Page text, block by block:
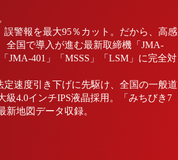
警報を最大95％カット。だから、高感
全国で導入が進む最新取締機「JMA-
JMA-401」「MSSS」「LSM」に完全対
定速度引き下げに先駆け、全国の一般道
4.0インチIPS液晶採用。「みちびき7
新地図データ収録。